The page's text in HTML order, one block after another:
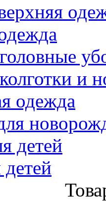
и
одежда
детей